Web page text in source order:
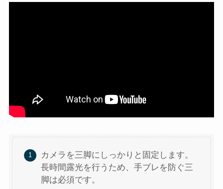
カメラを三脚にしっかりと固定します。
長時間露光を行うため、手ブレを防ぐ三
脚は必須です。